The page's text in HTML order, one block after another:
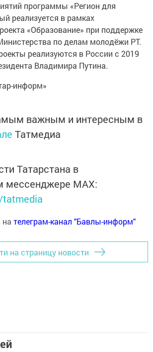
программы «Регион для
реализуется в рамках
«Образование» при поддержке
по делам молодёжи РТ.
реализуются в России с 2019
Владимира Путина.
информ»
важным и интересным в
Татмедиа
Татарстана в
мессенджере MАХ:
на телеграм-канал "Бавлы-информ"
на страницу новости